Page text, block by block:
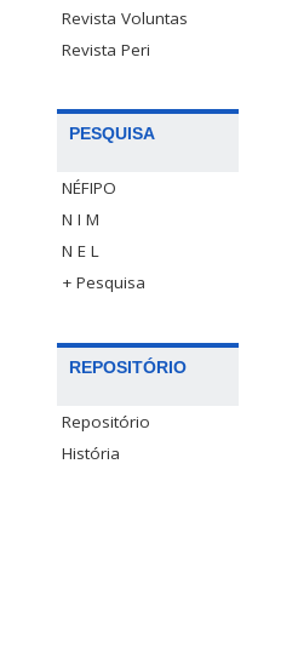
Revista Voluntas
Revista Peri
PESQUISA
NÉFIPO
N I M
N E L
+ Pesquisa
REPOSITÓRIO
Repositório
História